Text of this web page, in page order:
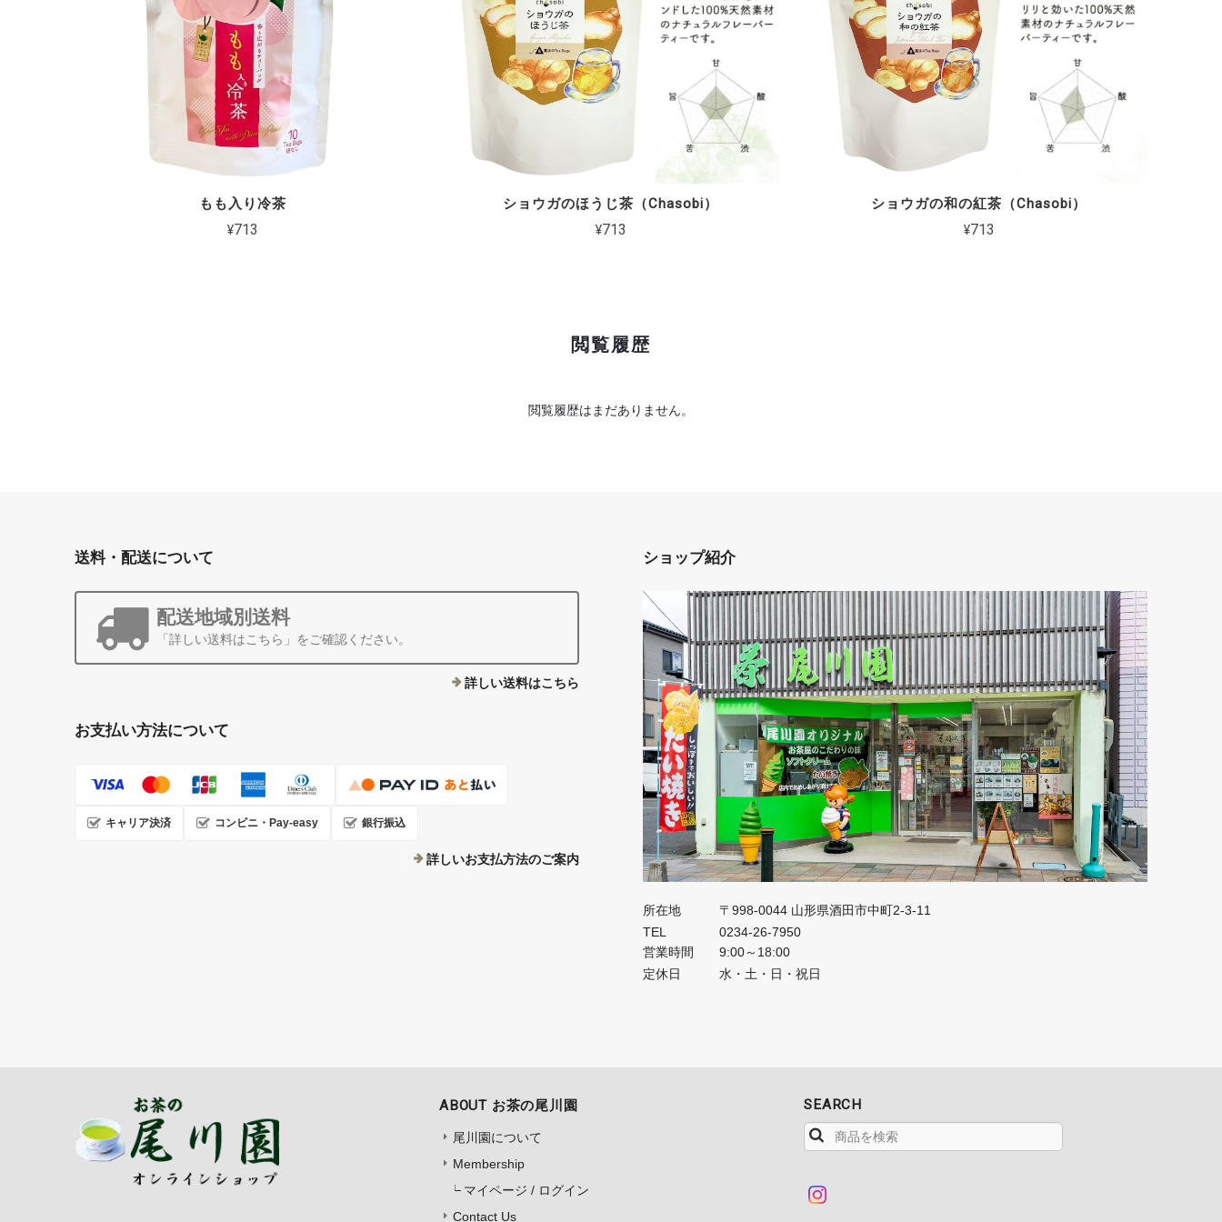
もも入り冷茶
¥713
ショウガのほうじ茶（Chasobi）
¥713
ショウガの和の紅茶（Chasobi）
¥713
閲覧履歴
閲覧履歴はまだありません。
送料・配送について
配送地域別送料
「詳しい送料はこちら」をご確認ください。
詳しい送料はこちら
お支払い方法について
キャリア決済 コンビニ・Pay-easy 銀行振込
詳しいお支払方法のご案内
ショップ紹介
所在地
〒998-0044 山形県酒田市中町2-3-11
TEL
0234-26-7950
営業時間
9:00～18:00
定休日
水・土・日・祝日
ABOUT お茶の尾川園
尾川園について
Membership
マイページ / ログイン
Contact Us
SEARCH